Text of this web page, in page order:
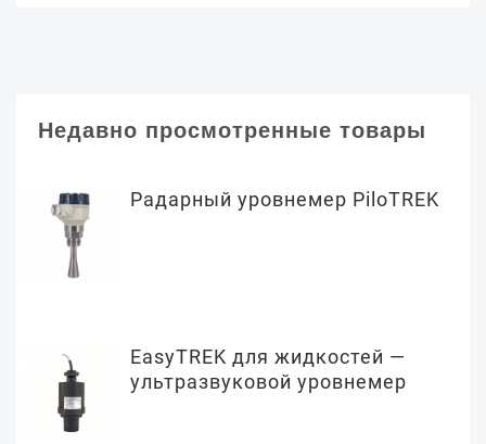
Недавно просмотренные товары
Радарный уровнемер PiloTREK
EasyTREK для жидкостей —
ультразвуковой уровнемер